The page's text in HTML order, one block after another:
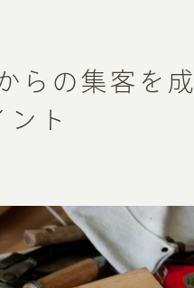
らの集客を成
ト